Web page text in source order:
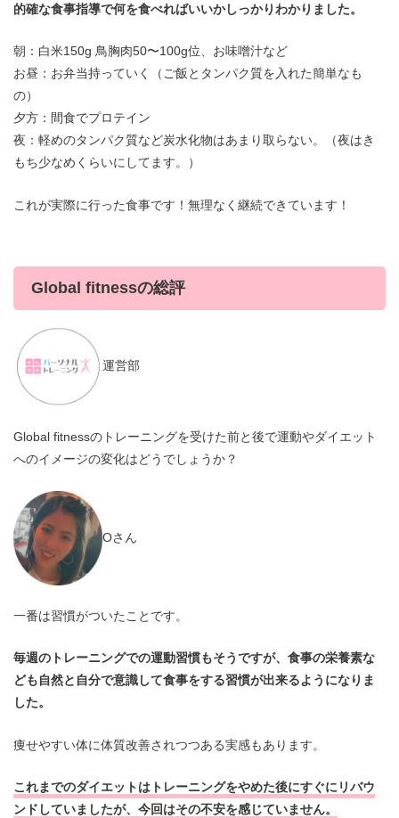
的確な食事指導で何を食べればいいかしっかりわかりました。
朝：白米150g 鳥胸肉50〜100g位、お味噌汁など
お昼：お弁当持っていく（ご飯とタンパク質を入れた簡単なも
の）
夕方：間食でプロテイン
夜：軽めのタンパク質など炭水化物はあまり取らない。（夜はき
もち少なめくらいにしてます。）
これが実際に行った食事です！無理なく継続できています！
Global fitnessの総評
運営部
Global fitnessのトレーニングを受けた前と後で運動やダイエット
へのイメージの変化はどうでしょうか？
Oさん
一番は習慣がついたことです。
毎週のトレーニングでの運動習慣もそうですが、食事の栄養素な
ども自然と自分で意識して食事をする習慣が出来るようになりま
した。
痩せやすい体に体質改善されつつある実感もあります。
これまでのダイエットはトレーニングをやめた後にすぐにリバウ
ンドしていましたが、今回はその不安を感じていません。